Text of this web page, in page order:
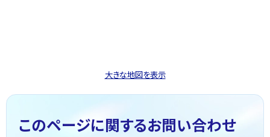
大きな地図を表示
このページに関するお問い合わせ